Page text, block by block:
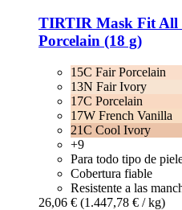
TIRTIR Mask Fit All
Porcelain (18 g)
15C Fair Porcelain
13N Fair Ivory
17C Porcelain
17W French Vanilla
21C Cool Ivory
+9
Para todo tipo de
Cobertura fiable
Resistente a las
26,06 € (1.447,78 € / kg)